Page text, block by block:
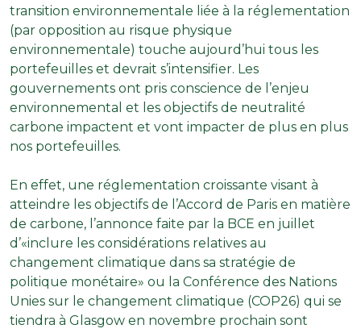
transition environnementale liée à la réglementation
(par opposition au risque physique
environnementale) touche aujourd’hui tous les
portefeuilles et devrait s’intensifier. Les
gouvernements ont pris conscience de l’enjeu
environnemental et les objectifs de neutralité
carbone impactent et vont impacter de plus en plus
nos portefeuilles.
En effet, une réglementation croissante visant à
atteindre les objectifs de l’Accord de Paris en matière
de carbone, l’annonce faite par la BCE en juillet
d’«inclure les considérations relatives au
changement climatique dans sa stratégie de
politique monétaire» ou la Conférence des Nations
Unies sur le changement climatique (COP26) qui se
tiendra à Glasgow en novembre prochain sont